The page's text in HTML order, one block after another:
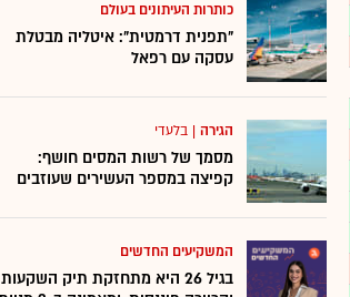
כותרות העיתונים בעולם
"תפנית דרמטית": איטליה מבטלת
עסקה עם רפאל
הגירה | בלעדי
מסמך של רשות המסים חושף:
קפיצה במספר העשירים שעוזבים
המשקיעים החדשים
בגיל 26 היא מתחזקת תיק השקעות